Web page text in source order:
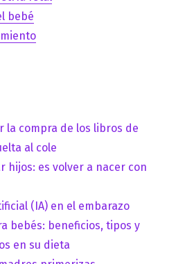
bebé
la compra de los libros de
al cole
hijos: es volver a nacer con
(IA) en el embarazo
bebés: beneficios, tipos y
en su dieta